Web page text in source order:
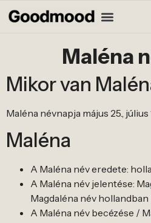
Maléna
Mikor van
Maléna névnapja május 25., július
Maléna
A Maléna név eredete:
A Maléna név jelentése:
Magdaléna név
A Maléna név becézése /